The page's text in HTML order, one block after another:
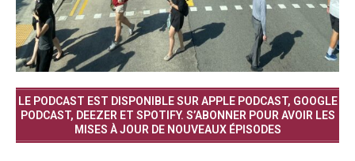
LE PODCAST EST DISPONIBLE SUR APPLE PODCAST, GOOGLE
PODCAST, DEEZER ET SPOTIFY. S’ABONNER POUR AVOIR LES
MISES À JOUR DE NOUVEAUX ÉPISODES